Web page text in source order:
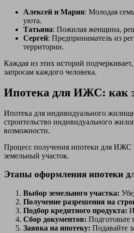
Алексей и Мария: Молодая
уюта.
Татьяна: Пожилая женщина,
Сергей: Предприниматель из
территории.
Каждая из этих историй
запросам каждого человека.
Ипотека для ИЖС: как
Ипотека для индивидуального
строительство индивидуального
возможности.
Процесс получения ипотеки для ИЖС
земельный участок.
Этапы оформления ипотеки
Выбор земельного участка:
Получение разрешения на
Подбор кредитного продукта:
Сбор документов: Подготовьте
Заявка на ипотеку: Подавайте